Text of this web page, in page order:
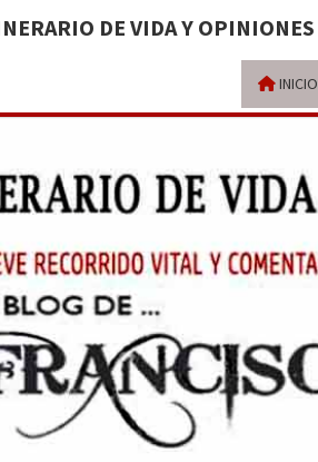
DE VIDA Y OPINIONES
INICIO